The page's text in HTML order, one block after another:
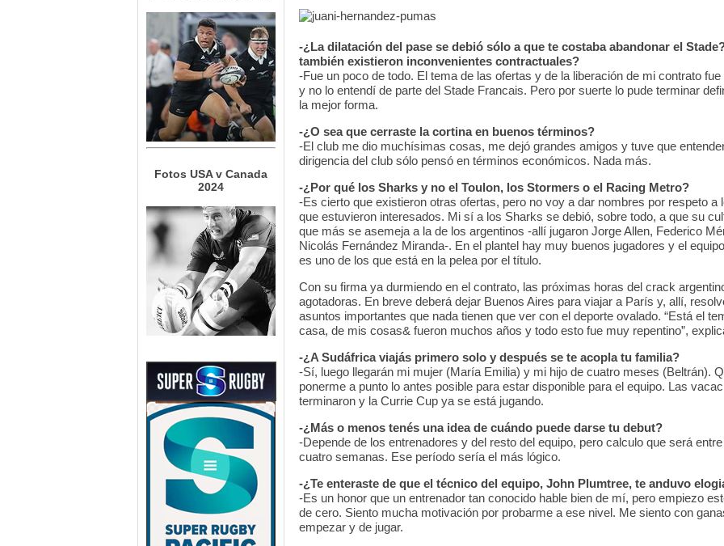
Fotos USA v Canada
2024
-¿La dilatación del pase se debió sólo a que te costaba abandonar el
también existieron inconvenientes contractuales?
-Fue un poco de todo. El tema de las ofertas y de la liberación de mi contrato
y no lo entendí de parte del Stade Francais. Pero por suerte lo pude terminar
la mejor forma.
-¿O sea que cerraste la cortina en buenos términos?
-El club me dio muchísimas cosas, me dejó grandes amigos y tuve que
dirigencia del club sólo pensó en términos económicos. Nada más.
-¿Por qué los Sharks y no el Toulon, los Stormers o el Racing Metro?
-Es cierto que existieron otras ofertas, pero no voy a dar nombres por respeto a
que estuvieron interesados. Mi sí a los Sharks se debió, sobre todo, a que su
que más se asemeja a la de los argentinos -allí jugaron Jorge Allen, Federico
Nicolás Fernández Miranda-. En el plantel hay muy buenos jugadores y el
es uno de los que está en la pelea por el título.
Con su firma ya durmiendo en el contrato, las próximas horas del crack
agotadoras. En breve deberá dejar Buenos Aires para viajar a París y, allí,
asuntos importantes que nada tienen que ver con el deporte ovalado. “Está el
casa, de mis cosas& fueron muchos años y todo esto fue muy repentino”,
-¿A Sudáfrica viajás primero solo y después se te acopla tu familia?
-Sí, luego llegarán mi mujer (María Emilia) y mi hijo de cuatro meses (Beltrán).
ponerme a punto lo antes posible para estar disponible para el equipo. Las
terminaron y la Currie Cup ya se está jugando.
-¿Más o menos tenés una idea de cuándo puede darse tu debut?
-Depende de los entrenadores y del resto del equipo, pero calculo que será
cuatro semanas. Ese período sería el más lógico.
-¿Te enteraste de que el técnico del equipo, John Plumtree, te anduvo
-Es un honor que un entrenador tan conocido hable bien de mí, pero empiezo
de cero. Siento mucha motivación por probarme a ese nivel. Me siento con
empezar y de jugar.